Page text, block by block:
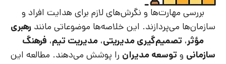
بررسی مهارت‌ها و نگرش‌های لازم برای هدایت افراد و
سازمان‌ها می‌پردازند. این خلاصه‌ها موضوعاتی مانند رهبری
مؤثر، تصمیم‌گیری مدیریتی، مدیریت تیم، فرهنگ
سازمانی و توسعه مدیران را پوشش می‌دهند. مطالعه این